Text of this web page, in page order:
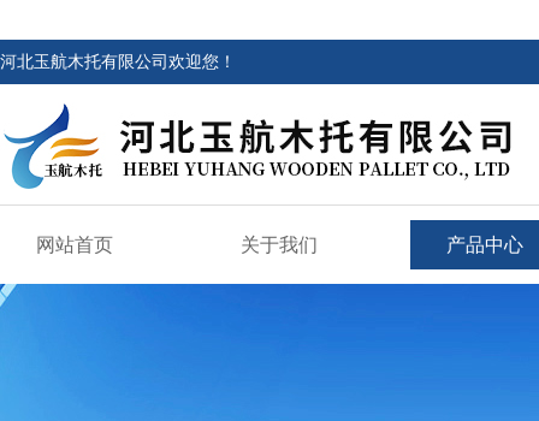
河北玉航木托有限公司欢迎您！
网站首页 关于我们 产品中心